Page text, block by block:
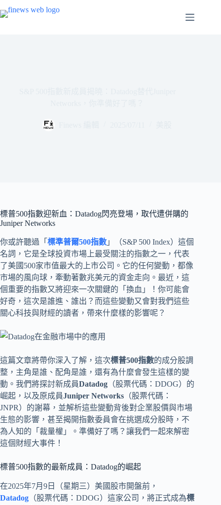
至
標普500指數迎新血：Datadog閃亮登場，取代遭併購的
Juniper Networks
你或許聽過「 標準普爾500指數 」（S&P 500 Index）這個
名詞，它是全球投資市場上最受關注的指數之一，代表
了美國500家市值最大的上市公司。它的任何變動，都像
市場的風向球，牽動著數兆美元的資金走向。最近，這
個重要的指數又將迎來一次關鍵的「換血」！你可能會
好奇，這次是誰進、誰出？而這些變動又會對我們這些
關心科技與財經的讀者，帶來什麼樣的影響呢？
這篇文章將帶你深入了解，這次標普500指數的成分股調
整，主角是誰、配角是誰，還有為什麼會發生這樣的變
動。我們將探討新成員Datadog （股票代碼：DDOG）的
崛起，以及原成員Juniper Networks （股票代碼：
JNPR）的謝幕，並解析這些變動背後對企業股價與市場
生態的影響，甚至揭開指數委員會在挑選成分股時，不
為人知的「裁量權」。準備好了嗎？讓我們一起來解密
這個財經大事件！
標普500指數的最新成員：Datadog的崛起
在2025年7月9日（星期三）美國股市開盤前，
Datadog （股票代碼：DDOG）這家公司，將正式成為標